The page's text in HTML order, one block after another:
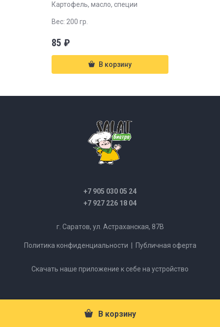
В корзину
Картофель, масло, специи
Вес: 200 гр.
85 ₽
В корзину
+7 905 030 05 24
+7 927 226 18 04
г. Саратов, ул. Астраханская, 87В
Политика конфиденциальности Публичная оферта
Скачать наше приложение к себе на устройство